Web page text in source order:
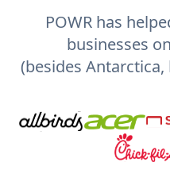
POWR has
businesses
(besides